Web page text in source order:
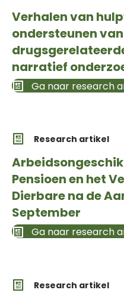
Verhalen van
ondersteunen
narratief
Ga naar research
Research artikel
Pensioen en het
Dierbare na de
September
Ga naar research
Research artikel